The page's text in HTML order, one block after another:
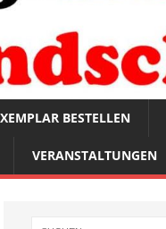
BESTELLEN
VERANSTALTUNGEN